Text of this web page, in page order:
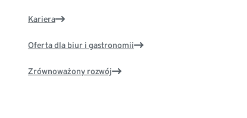
Kariera
Oferta dla biur i gastronomii
Zrównoważony rozwój